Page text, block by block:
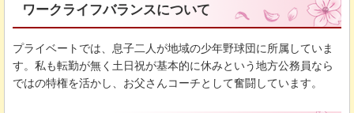
ワークライフバランスについて
プライベートでは、息子二人が地域の少年野球団に所属していま
す。私も転勤が無く土日祝が基本的に休みという地方公務員なら
ではの特権を活かし、お父さんコーチとして奮闘しています。